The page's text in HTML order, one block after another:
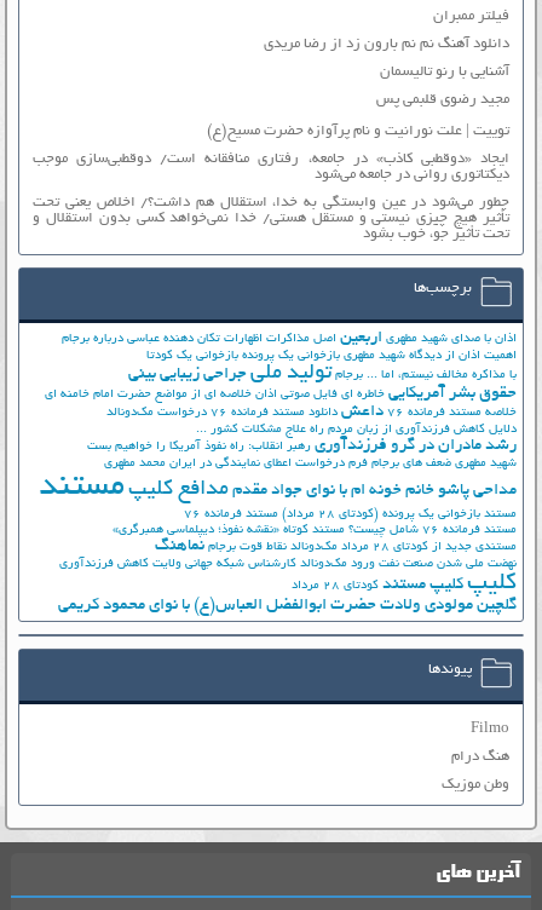
فیلتر ممبران
دانلود آهنگ نم نم بارون زد از رضا مریدی
آشنایی با رنو تالیسمان
مجید رضوی قلبمی پس
توییت | علت نورانیت و نام پرآوازه حضرت مسیح(ع)
ایجاد «دوقطبی کاذب» در جامعه، رفتاری منافقانه است/ دوقطبی‌سازی موجب
دیکتاتوری روانی در جامعه می‌شود
چطور می‌شود در عین وابستگی به خدا، استقلال هم داشت؟/ اخلاص یعنی تحت
تأثیر هیچ چیزی نیستی و مستقل هستی/ خدا نمی‌خواهد کسی بدون استقلال و
تحت تأثیر جوّ، خوب بشود
برچسب‌ها
اذان با صدای شهید مطهری اربعین اصل مذاکرات اظهارات تکان دهنده عباسی درباره برجام
اهمیت اذان از دیدگاه شهید مطهری بازخوانی یک پرونده بازخوانی یک کودتا
با مذاکره مخالف نیستم، اما ... برجام تولید ملی جراحی زیبایی بینی
حقوق بشر آمریکایی خاطره ای فایل صوتی اذان خلاصه ای از مواضع حضرت امام خامنه ای
خلاصه مستند فرمانده 76
داعش دانلود مستند فرمانده 76
درخواست مک‌دونالد
دلایل کاهش فرزندآوری از زبان مردم راه علاج مشکلات کشور ...
رشد مادران در گرو فرزندآوری رهبر انقلاب: راه نفوذ آمریکا را خواهیم بست
شهید مطهری ضعف های برجام فرم درخواست اعطای نمایندگی در ایران محمد مطهری
مداحی پاشو خانم خونه ام با نوای جواد مقدم مدافع کلیپ مستند
مستند بازخوانی یک پرونده (کودتای 28 مرداد)
مستند فرمانده 76
مستند فرمانده 76 شامل چیست؟
مستند کوتاه «نقشه نفوذ؛ دیپلماسی همبرگری»
مستندی جدید از کودتای 28 مرداد
مک‌دونالد نقاط قوت برجام نماهنگ
نهضت ملي شدن صنعت نفت ورود مک‌دونالد کارشناس شبکه جهانی ولایت کاهش فرزندآوری
کلیپ کلیپ مستند کودتای 28 مرداد
گلچین مولودی ولادت حضرت ابوالفضل العباس(ع) با نوای محمود کریمی
پیوندها
Filmo
هنگ درام
وطن موزیک
آخرین های